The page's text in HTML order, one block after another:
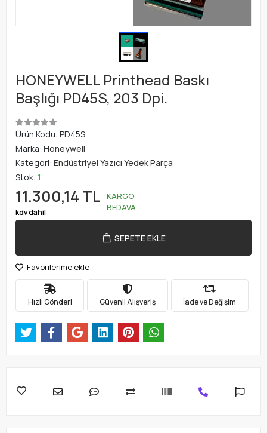
HONEYWELL Printhead Baskı
Başlığı PD45S, 203 Dpi.
Ürün Kodu: PD45S
Marka: Honeywell
Kategori: Endüstriyel Yazıcı Yedek Parça
Stok: 1
11.300,14 TL
kdv dahil
KARGO
BEDAVA
SEPETE EKLE
Favorilerime ekle
Hızlı Gönderi Güvenli Alışveriş İade ve Değişim